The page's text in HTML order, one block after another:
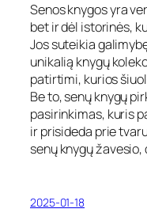
Senos knygos yra
bet ir dėl istorinės,
Jos suteikia
unikalią knygų
patirtimi, kurios
Be to, senų knygų
pasirinkimas, kuris
ir prisideda prie
senų knygų
2025-01-18